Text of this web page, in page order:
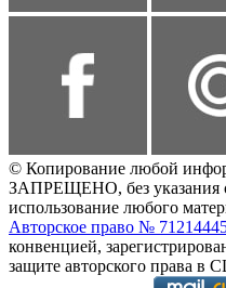
© Копирование любой
ЗАПРЕЩЕНО, без указания
использование любого
Авторское право №
конвенцией,
защите авторского права